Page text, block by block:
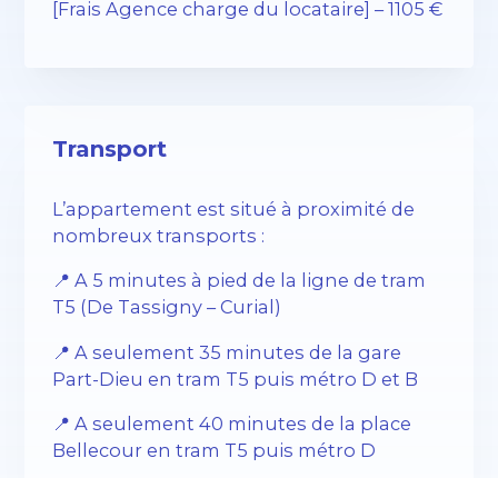
[Frais Agence charge du locataire] – 1105 €
Transport
L’appartement est situé à proximité de
nombreux transports :
📍 A 5 minutes à pied de la ligne de tram
T5 (De Tassigny – Curial)
📍 A seulement 35 minutes de la gare
Part-Dieu en tram T5 puis métro D et B
📍 A seulement 40 minutes de la place
Bellecour en tram T5 puis métro D